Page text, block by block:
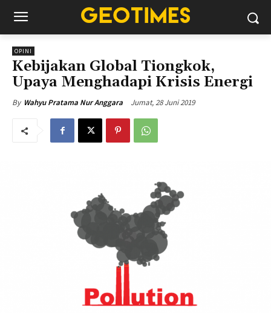
OPINI
Kebijakan Global Tiongkok,
Upaya Menghadapi Krisis Energi
By Wahyu Pratama Nur Anggara Jumat, 28 Juni 2019